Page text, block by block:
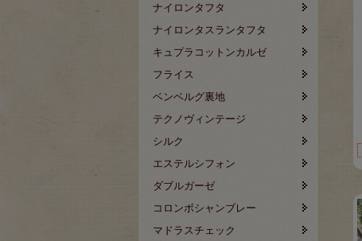
ナイロンタフタ
ナイロンタスランタフタ
キュプラコットンカルゼ
フライス
ベンベルグ裏地
テクノヴィンテージ
シルク
エステルシフォン
ダブルガーゼ
コロンボシャンブレー
マドラスチェック